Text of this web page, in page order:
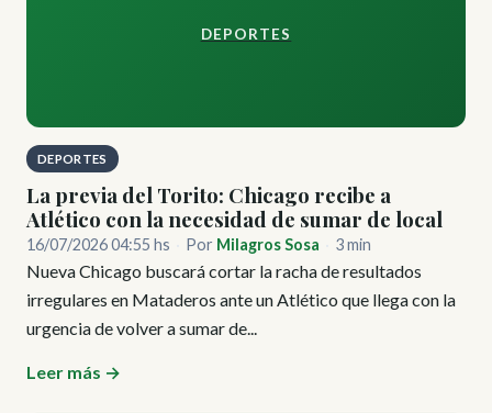
DEPORTES
DEPORTES
La previa del Torito: Chicago recibe a
Atlético con la necesidad de sumar de local
16/07/2026 04:55 hs Por Milagros Sosa 3 min
Nueva Chicago buscará cortar la racha de resultados
irregulares en Mataderos ante un Atlético que llega con la
urgencia de volver a sumar de...
Leer más →